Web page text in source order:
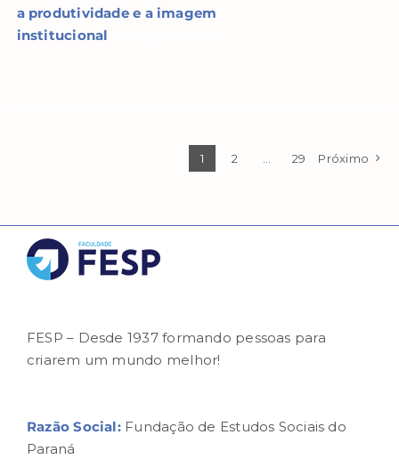
a produtividade e a imagem
institucional
1 2 29 Próximo
FESP – Desde 1937 formando pessoas para
criarem um mundo melhor!
Razão Social:Fundação de Estudos Sociais do
Paraná